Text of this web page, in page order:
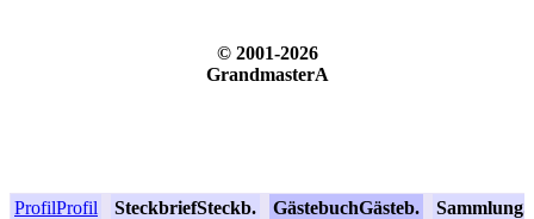
© 2001-2026
GrandmasterA
ProfilProfil SteckbriefSteckb. GästebuchGästeb. Sammlung